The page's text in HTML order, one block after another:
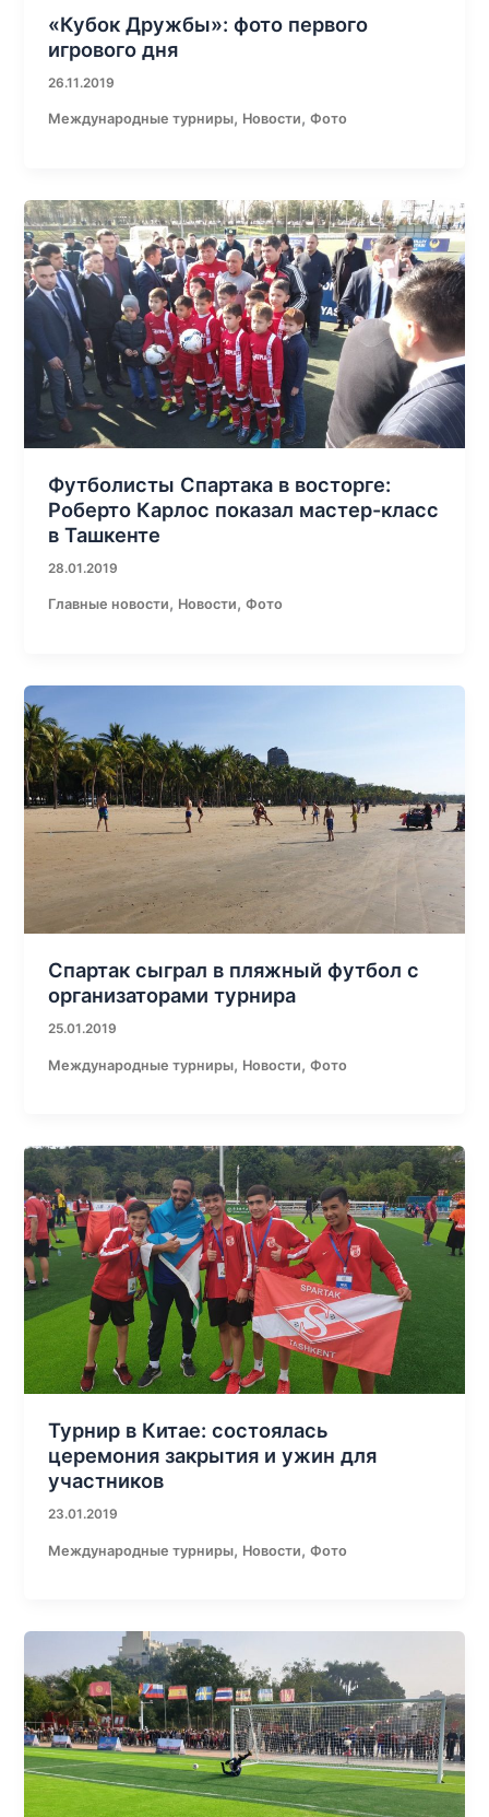
«Кубок Дружбы»: фото первого
игрового дня
26.11.2019
Международные турниры, Новости,Фото
Футболисты Спартака в восторге:
Роберто Карлос показал мастер-класс
в Ташкенте
28.01.2019
Главные новости, Новости,Фото
Спартак сыграл в пляжный футбол с
организаторами турнира
25.01.2019
Международные турниры, Новости,Фото
Турнир в Китае: состоялась
церемония закрытия и ужин для
участников
23.01.2019
Международные турниры, Новости,Фото